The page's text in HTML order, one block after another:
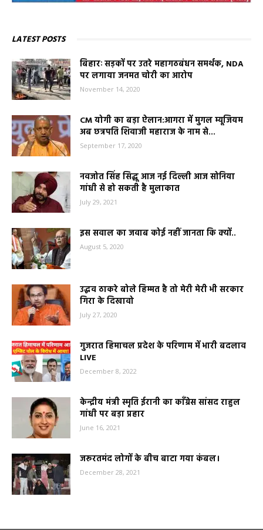
LATEST POSTS
बिहारः सड़कों पर उतरे महागठबंधन समर्थक, NDA
पर लगाया जनमत चोरी का आरोप
November 14, 2020
CM योगी का बड़ा ऐलान:आगरा में मुगल म्यूजियम
अब छत्रपति शिवाजी महाराज के नाम से...
September 17, 2020
नवजोत सिंह सिद्धू आज नई दिल्ली आज सोनिया
गांधी से हो सकती है मुलाकात
July 29, 2021
इस सवाल का जवाब कोई नहीं जानता कि क्यों..
August 5, 2020
उद्धव ठाकरे बोले हिम्मत है तो मेरी मेरी भी सरकार
गिरा के दिखावो
July 27, 2020
गुजरात हिमाचल प्रदेश के परिणाम में भारी बदलाव
LIVE
December 8, 2022
केन्द्रीय मंत्री स्मृति ईरानी का काँग्रेस सांसद राहुल
गांधी पर बड़ा प्रहार
June 16, 2021
जरूरतमंद लोगों के बीच बाटा गया कंबल।
December 28, 2021